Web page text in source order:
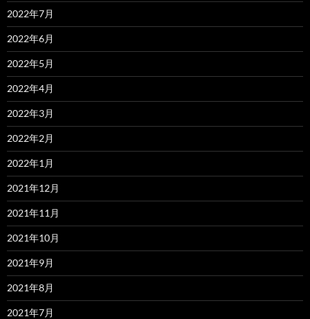
2022年7月
2022年6月
2022年5月
2022年4月
2022年3月
2022年2月
2022年1月
2021年12月
2021年11月
2021年10月
2021年9月
2021年8月
2021年7月